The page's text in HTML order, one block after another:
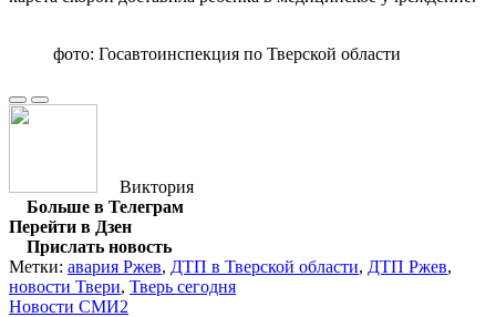
фото: Госавтоинспекция по Тверской области
Виктория
Больше в Телеграм
Перейти в Дзен
Прислать новость
Метки: авария Ржев, ДТП в Тверской области, ДТП Ржев,
новости Твери, Тверь сегодня
Новости СМИ2